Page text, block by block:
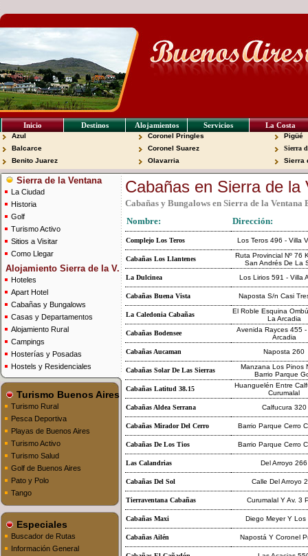
Inicio Destinos Alojamientos Servicios La Costa
Azul
Balcarce
Benito Juarez
Coronel Pringles
Coronel Suarez
Olavarria
Pigüé
Sierra
Sierra
Sierra de la Ventana
La Ciudad
Historia
Golf
Turismo Activo
Sitios a Visitar
Como Llegar
Alojamiento Sierra de la V.
Hoteles
Apart Hotel
Cabañas y Bungalows
Casas y Departamentos
Alojamiento Rural
Campings
Hosterías y Posadas
Hostels y Residenciales
Turismo Buenos Aires
Turismo Rural
Pesca Deportiva
Playas de Buenos Aires
Turismo Activo
Turismo Salud
Golf de Buenos Aires
Pato y Polo
Tango
Especiales
Buscador de Rutas
Información General
Cabañas en Sierra de
Cabañas y Bungalows en Sierra de la Ventana
Nombre:
Dirección:
Complejo Los Teros Los Teros 496 - Villa
Cabañas Los Llantenes
Ruta Provincial Nº 76
San Andrés De La
La Dulcinea
Los Lirios 591 - Villa
Cabañas Buena Vista Naposta S/n Casi
La Caledonia Cabañas
El Roble Esquina
La Arcadia
Cabañas Bodensee
Avenida Rayces 455 -
Arcadia
Cabañas Aucaman
Naposta 260
Cabañas Solar De Las Sierras
Manzana Los Pinos
Barrio Parque
Cabañas Latitud 38.15
Huanguelén Entre
Curumalal
Cabañas Aldea Serrana
Calfucura 320
Cabañas Mirador Del Cerro Barrio Parque Cerro
Cabañas De Los Tios Barrio Parque Cerro
Las Calandrias Del Arroyo 266
Cabañas Del Sol Calle Del Arroyo
Tierraventana Cabañas Curumalal Y Av. 3
Cabañas Maxi Diego Meyer Y Los
Cabañas Ailén Napostá Y Coronel